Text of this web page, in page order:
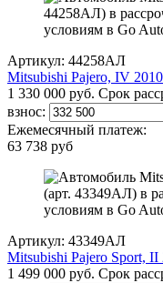
Артикул: 44258АЛ
Mitsubishi Pajero, IV
1 330 000 руб. Срок
взнос:
Ежемесячный платеж:
63 738 руб
Артикул: 43349АЛ
Mitsubishi Pajero Sport,
1 499 000 руб. Срок